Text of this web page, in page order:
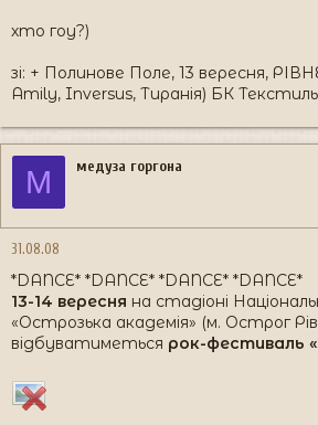
хто гоу?)
зі: + Полинове Поле, 13 вересня,
Amily, Inversus, Тиранія) БК
М медуза горгона
31.08.08
*DANCE* *DANCE* *DANCE* *DANCE*
13-14 вересня на стадіоні
«Острозька академія» (м. Острог
відбуватиметься рок-фестиваль